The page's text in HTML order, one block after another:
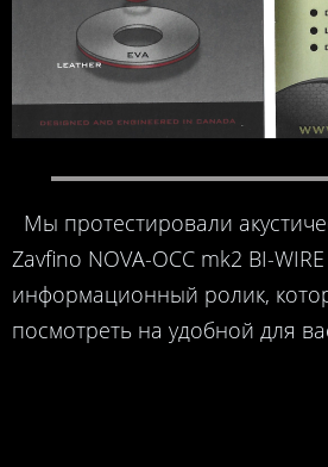
Мы протестировали
Zavfino NOVA-OCC mk2 BI-
информационный ролик,
посмотреть на удобной для